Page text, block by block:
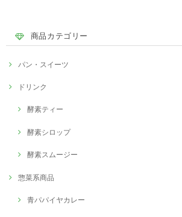
商品カテゴリー
パン・スイーツ
ドリンク
酵素ティー
酵素シロップ
酵素スムージー
惣菜系商品
青パパイヤカレー